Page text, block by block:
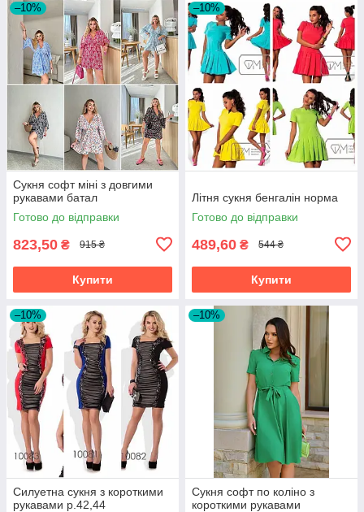
–10%
Сукня софт міні з довгими
рукавами батал
Готово до відправки
823,50 ₴ 915 ₴
Купити
–10%
Літня сукня бенгалін норма
Готово до відправки
489,60 ₴ 544 ₴
Купити
–10%
Силуетна сукня з короткими
рукавами р.42,44
–10%
Сукня софт по коліно з
короткими рукавами